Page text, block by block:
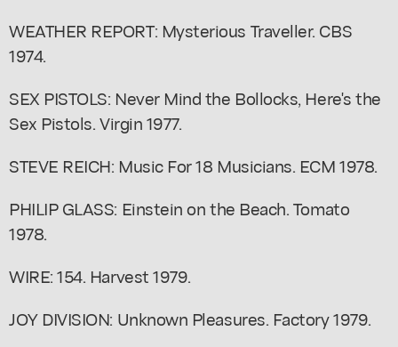
WEATHER REPORT: Mysterious Traveller. CBS
1974.
SEX PISTOLS: Never Mind the Bollocks, Here's the
Sex Pistols. Virgin 1977.
STEVE REICH: Music For 18 Musicians. ECM 1978.
PHILIP GLASS: Einstein on the Beach. Tomato
1978.
WIRE: 154. Harvest 1979.
JOY DIVISION: Unknown Pleasures. Factory 1979.